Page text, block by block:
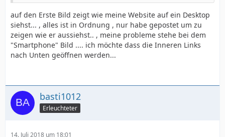
auf den Erste Bild zeigt wie meine Website auf ein Desktop
siehst... , alles ist in Ordnung , nur habe gepostet um zu
zeigen wie er aussiehst.. , meine probleme stehe bei dem
"Smartphone" Bild .... ich möchte dass die Inneren Links
nach Unten geöffnen werden...
basti1012
Erleuchteter
14. Juli 2018 um 18:01